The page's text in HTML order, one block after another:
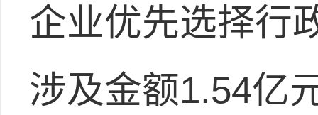
企业优先选择行
涉及金额1.54亿